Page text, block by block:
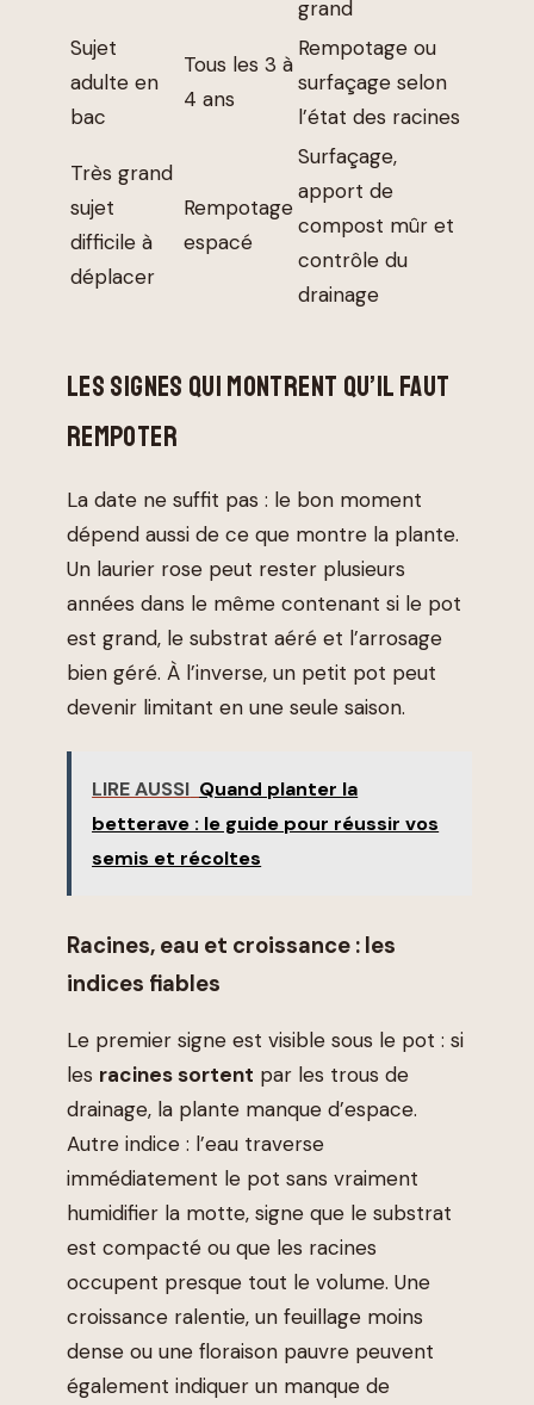
grand
Sujet
adulte en
bac
Tous les 3 à
4 ans
Rempotage ou
surfaçage selon
l’état des racines
Très grand
sujet
difficile à
déplacer
Rempotage
espacé
Surfaçage,
apport de
compost mûr et
contrôle du
drainage
LES SIGNES QUI MONTRENT QU’IL FAUT
REMPOTER
La date ne suffit pas : le bon moment
dépend aussi de ce que montre la plante.
Un laurier rose peut rester plusieurs
années dans le même contenant si le pot
est grand, le substrat aéré et l’arrosage
bien géré. À l’inverse, un petit pot peut
devenir limitant en une seule saison.
LIRE AUSSI Quand planter la
betterave : le guide pour réussir vos
semis et récoltes
Racines, eau et croissance : les
indices fiables
Le premier signe est visible sous le pot : si
les racines sortent par les trous de
drainage, la plante manque d’espace.
Autre indice : l’eau traverse
immédiatement le pot sans vraiment
humidifier la motte, signe que le substrat
est compacté ou que les racines
occupent presque tout le volume. Une
croissance ralentie, un feuillage moins
dense ou une floraison pauvre peuvent
également indiquer un manque de